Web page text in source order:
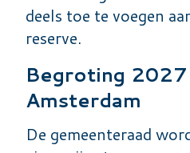
deels toe te voegen
reserve.
Begroting
Amsterdam
De gemeenteraad